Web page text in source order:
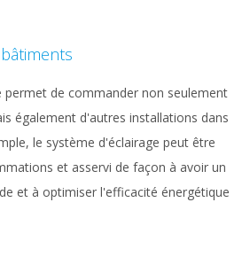
de commander non seulement
également d'autres installations dans
le système d'éclairage peut être
et asservi de façon à avoir un
et à optimiser l'efficacité énergétique